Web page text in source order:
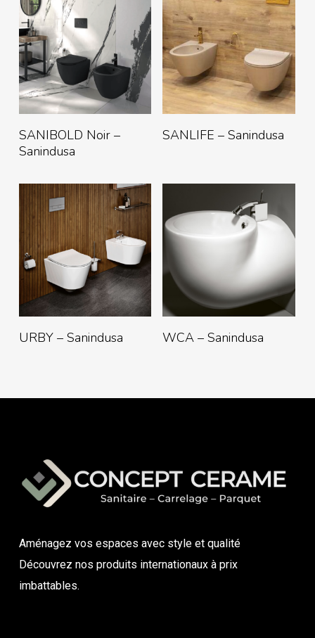
Lire La Suite
SANIBOLD Noir –
Sanindusa
Lire La Suite
SANLIFE – Sanindusa
Lire La Suite
URBY – Sanindusa Lire La Suite
WCA – Sanindusa
Aménagez vos espaces avec style et qualité
Découvrez nos produits internationaux à prix
imbattables.